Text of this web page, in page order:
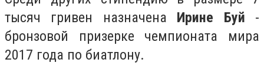
тысяч гривен назначена Ирине Буй -
бронзовой призерке чемпионата мира
2017 года по биатлону.